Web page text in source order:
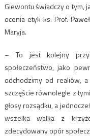
Giewontu świadczy o tym,
ocenia etyk ks. Prof.
Maryja.
– To jest kolejny
społeczeństwo, jako
odchodzimy od realiów,
szczęście równolegle z
głosy rozsądku, a
wszelka walka z
zdecydowany opór